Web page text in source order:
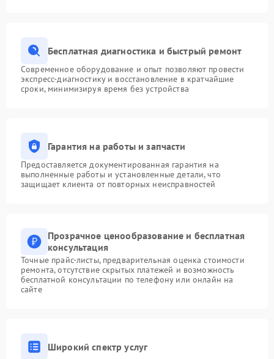
Бесплатная диагностика и быстрый ремонт
Современное оборудование и опыт позволяют провести
экспресс-диагностику и восстановление в кратчайшие
сроки, минимизируя время без устройства
Гарантия на работы и запчасти
Предоставляется документированная гарантия на
выполненные работы и установленные детали, что
защищает клиента от повторных неисправностей
Прозрачное ценообразование и бесплатная
консультация
Точные прайс-листы, предварительная оценка стоимости
ремонта, отсутствие скрытых платежей и возможность
бесплатной консультации по телефону или онлайн на
сайте
Широкий спектр услуг